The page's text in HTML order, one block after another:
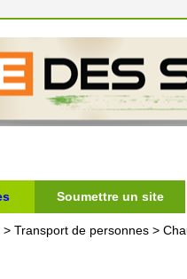
Soumettre un site
> Transport de personnes >